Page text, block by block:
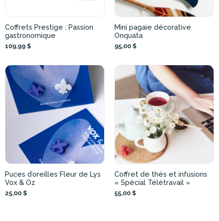
Coffrets Prestige : Passion
gastronomique
109,99 $
Mini pagaie décorative
Onquata
95,00 $
Puces d’oreilles Fleur de Lys
Vox & Oz
25,00 $
Coffret de thés et infusions
« Spécial Télétravail »
55,00 $